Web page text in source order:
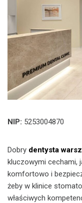
NIP: 5253004870
Dobry dentysta
kluczowymi cechami,
komfortowo i
żeby w klinice
właściwych